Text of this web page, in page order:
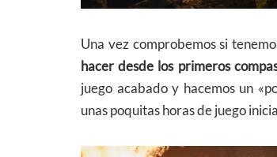
Una vez comprobemos si
hacer desde los primeros
juego acabado y hacemos un
unas poquitas horas de juego